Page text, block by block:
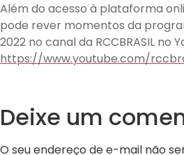
Além do acesso à plataforma
pode rever momentos da
2022 no canal da RCCBRASIL no
https://www.youtube.com/
Deixe um
O seu endereço de e-mail não